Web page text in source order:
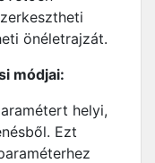
önéletrajzát.
módjai:
helyi,
Ezt